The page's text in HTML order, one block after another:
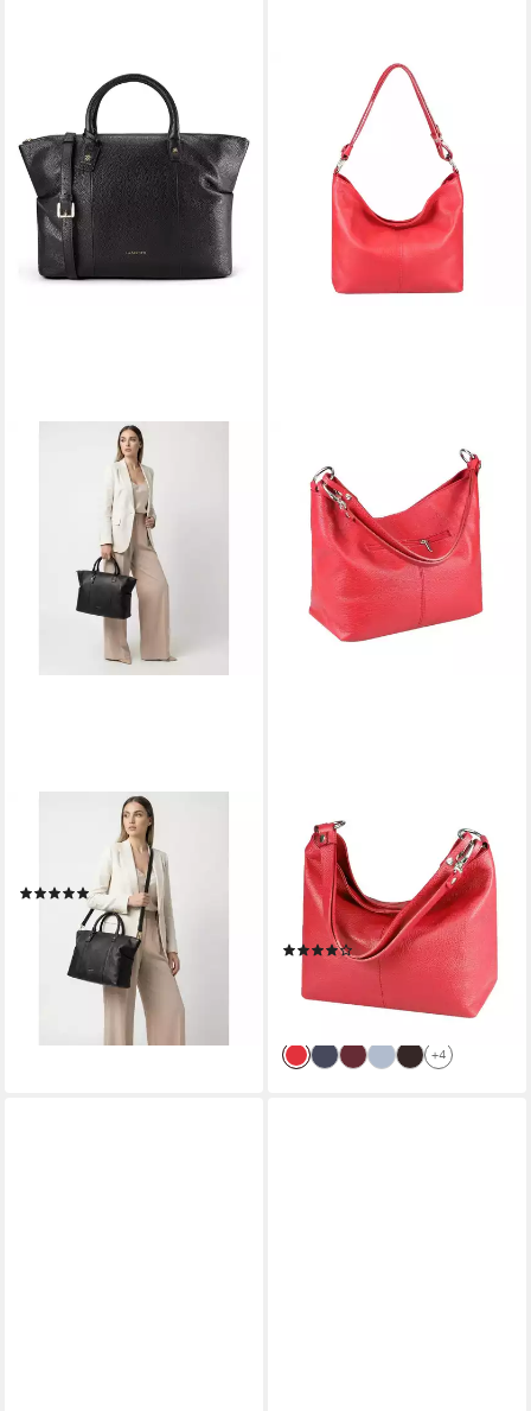
Shopper Bologna Leather,
(5)
ab 139,95 € UVP209,95 €
lieferbar - in 2-3 Werktagen bei dir
ITALYSHOP24
Shopper Made in Italy Damen
Leder Tasche Schultertasche,
als Handtasche,
Umhängetasche, CrossOver
tragbar
(8)
68,95 € UVP 129,90 €
-47%
+4